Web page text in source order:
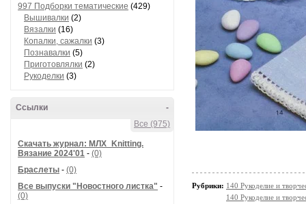
997 Подборки тематические (429)
Вышивалки (2)
Вязалки (16)
Копалки, сажалки (3)
Познавалки (5)
Приготовлялки (2)
Рукоделки (3)
-
Ссылки
Все (975)
Скачать журнал: МЛХ_Knitting.
Вязание 2024'01 - (0)
Браслеты - (0)
Все выпуски "Новостного листка" -
(0)
Рубрики: 140 Рукоделие и
140 Рукоделие и